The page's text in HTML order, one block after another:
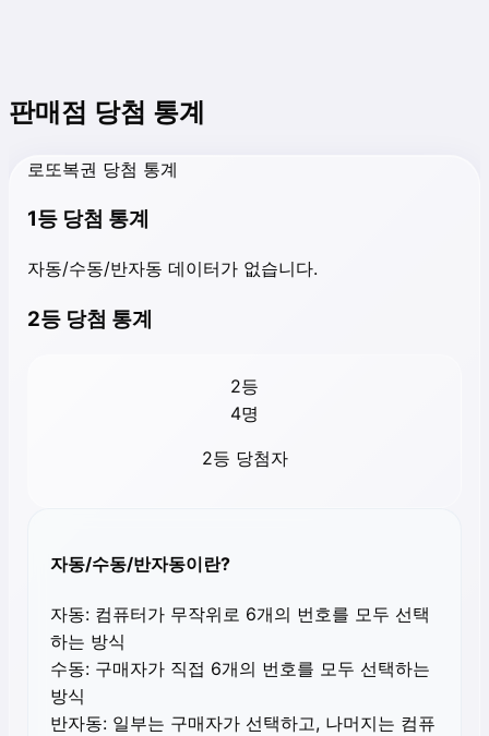
판매점 당첨 통계
로또복권 당첨 통계
1등 당첨 통계
자동/수동/반자동 데이터가 없습니다.
2등 당첨 통계
2등
4명
2등 당첨자
자동/수동/반자동이란?
자동: 컴퓨터가 무작위로 6개의 번호를 모두 선택
하는 방식
수동: 구매자가 직접 6개의 번호를 모두 선택하는
방식
반자동: 일부는 구매자가 선택하고, 나머지는 컴퓨